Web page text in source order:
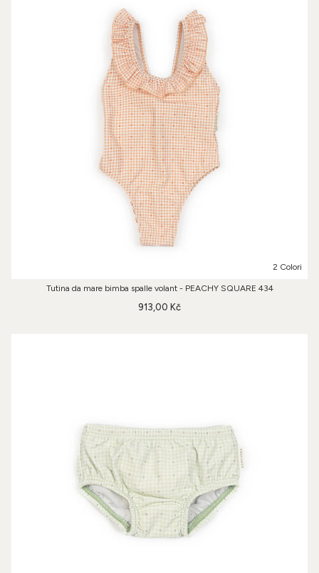
2 Colori
Tutina da mare bimba spalle volant - PEACHY SQUARE 434
913,00 Kč